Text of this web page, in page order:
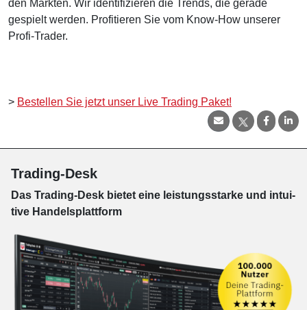
den Märkten. Wir identifizieren die Trends, die gerade
gespielt werden. Profitieren Sie vom Know-How unserer
Profi-Trader.
> Bestellen Sie jetzt unser Live Trading Paket!
Trading-Desk
Das Trading-Desk bie­tet eine leis­tungs­star­ke und in­tui­
tive Han­dels­platt­form